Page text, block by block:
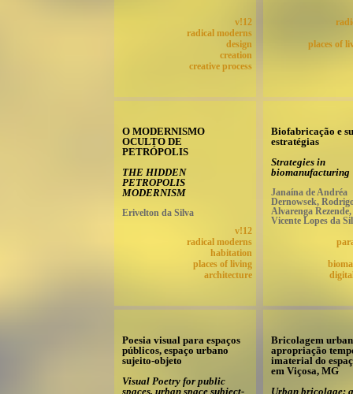
v!12
radical moderns
design
creation
creative process
places of
O MODERNISMO
OCULTO DE
PETRÓPOLIS
THE HIDDEN
PETROPOLIS
MODERNISM
Erivelton da Silva
v!12
radical moderns
habitation
places of living
architecture
Biofabricação e
estratégias
Strategies in
biomanufacturing
Janaína de Andréa
Dernowsek,
Alvarenga
Vicente Lopes da
Poesia visual para espaços
públicos, espaço urbano
sujeito-objeto
Visual Poetry for public
spaces, urban space subject-
Bricolagem
apropriação
imaterial do
em Viçosa, MG
Urban bricolage: